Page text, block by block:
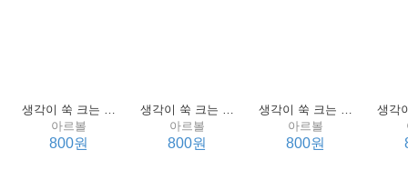
생각이 쑥 크는 세계 명작 4 : 언어 편
아르볼
800원
생각이 쑥 크는 세계 명작 3 : 언어 편
아르볼
800원
생각이 쑥 크는 세계 명작 2 : 언어 편
아르볼
800원